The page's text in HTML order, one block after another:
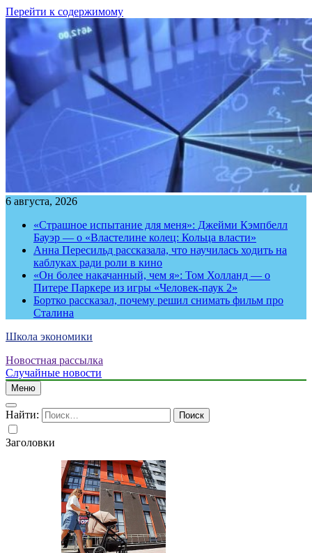
Перейти к содержимому
6 августа, 2026
«Страшное испытание для меня»: Джейми Кэмпбелл
Бауэр — о «Властелине колец: Кольца власти»
Анна Пересильд рассказала, что научилась ходить на
каблуках ради роли в кино
«Он более накачанный, чем я»: Том Холланд — о
Питере Паркере из игры «Человек-паук 2»
Бортко рассказал, почему решил снимать фильм про
Сталина
Школа экономики
Новостная рассылка
Случайные новости
Меню
Найти:
Заголовки